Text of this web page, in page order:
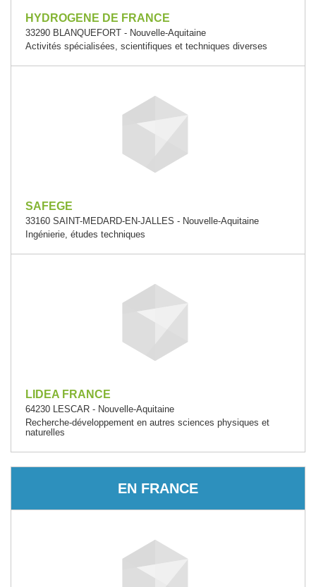
HYDROGENE DE FRANCE
33290 BLANQUEFORT - Nouvelle-Aquitaine
Activités spécialisées, scientifiques et techniques diverses
SAFEGE
33160 SAINT-MEDARD-EN-JALLES - Nouvelle-Aquitaine
Ingénierie, études techniques
LIDEA FRANCE
64230 LESCAR - Nouvelle-Aquitaine
Recherche-développement en autres sciences physiques et
naturelles
EN FRANCE